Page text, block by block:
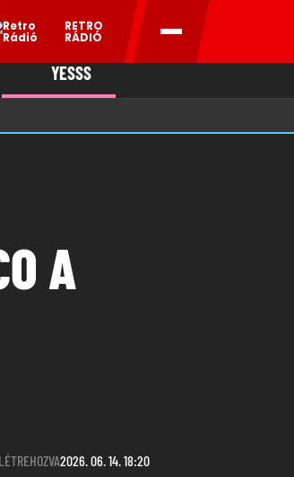
RETRO
RÁDIÓ
YESSS
A
LÉTREHOZVA2026. 06. 14. 18:20